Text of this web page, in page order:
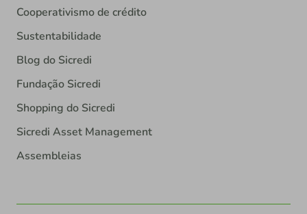
Cooperativismo de crédito
Sustentabilidade
Blog do Sicredi
Fundação Sicredi
Shopping do Sicredi
Sicredi Asset Management
Assembleias